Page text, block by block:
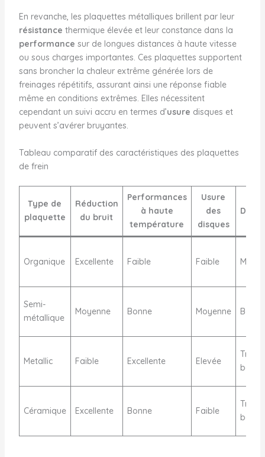
En revanche, les plaquettes métalliques brillent par leur
résistance thermique élevée et leur constance dans la
performance sur de longues distances à haute vitesse
ou sous charges importantes. Ces plaquettes supportent
sans broncher la chaleur extrême générée lors de
freinages répétitifs, assurant ainsi une réponse fiable
même en conditions extrêmes. Elles nécessitent
cependant un suivi accru en termes d’usure disques et
peuvent s’avérer bruyantes.
Tableau comparatif des caractéristiques des plaquettes
de frein
Type de
plaquette
Réduction
du bruit
Performances
à haute
température
Usure
des
disques
Organique Excellente Faible Faible
Semi-
métallique
Moyenne Bonne Moyenne Bonne
Metallic Faible Excellente Elevée
Très
bonne
Céramique Excellente Bonne Faible
Très
bonne